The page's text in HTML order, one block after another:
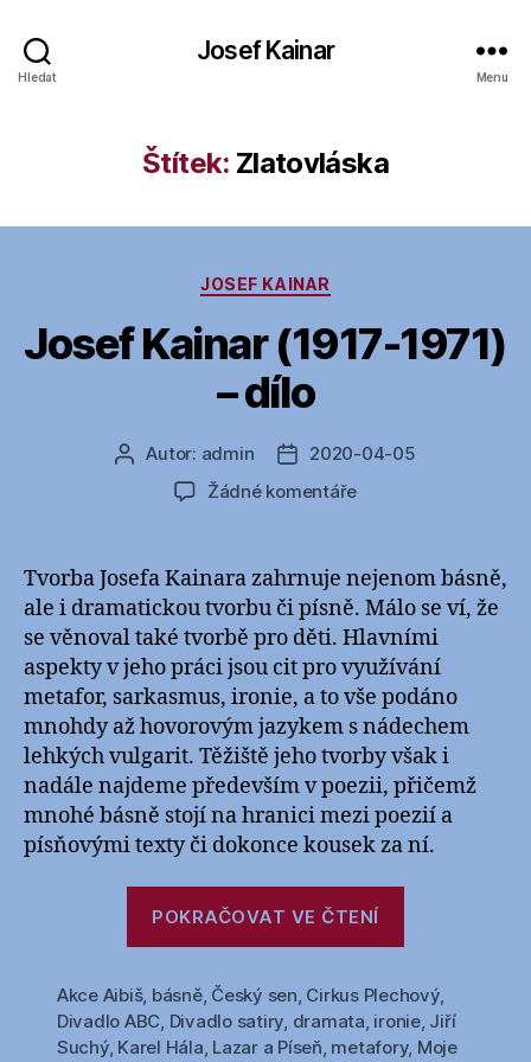
Hledat
Josef Kainar
Menu
Štítek: Zlatovláska
Rubriky
JOSEF KAINAR
Josef Kainar (1917-1971)
– dílo
Autor
příspěvku
Autor: admin
Datum
příspěvku
2020-04-05
Žádné komentářeu
názvem
Josef
Kainar
(1917-
1971)
–
dílo
Tvorba Josefa Kainara zahrnuje nejenom básně,
ale i dramatickou tvorbu či písně. Málo se ví, že
se věnoval také tvorbě pro děti. Hlavními
aspekty v jeho práci jsou cit pro využívání
metafor, sarkasmus, ironie, a to vše podáno
mnohdy až hovorovým jazykem s nádechem
lehkých vulgarit. Těžiště jeho tvorby však i
nadále najdeme především v poezii, přičemž
mnohé básně stojí na hranici mezi poezií a
písňovými texty či dokonce kousek za ní.
POKRAČOVAT VE ČTENÍ
1971)
–
Akce Aibiš, básně, Český sen, Cirkus Plechový,
Divadlo ABC, Divadlo satiry, dramata, ironie, Jiří
Suchý, Karel Hála, Lazar a Píseň, metafory, Moje